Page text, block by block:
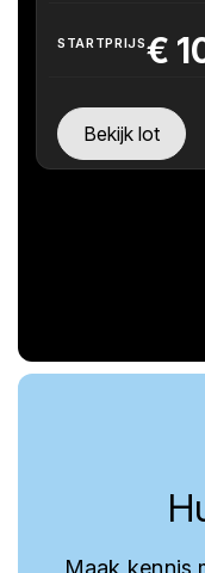
STARTPRIJS€
Bekijk lot
Maak kennis